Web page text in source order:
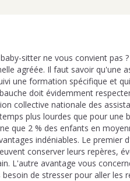
sitter ne vous convient pas
agréée. Il faut savoir qu'une
une formation spécifique et
doit évidemment
collective nationale des
plus lourdes que pour une
que 2 % des enfants en
indéniables. Le
conserver leurs repères,
L'autre avantage vous
de stresser pour aller les